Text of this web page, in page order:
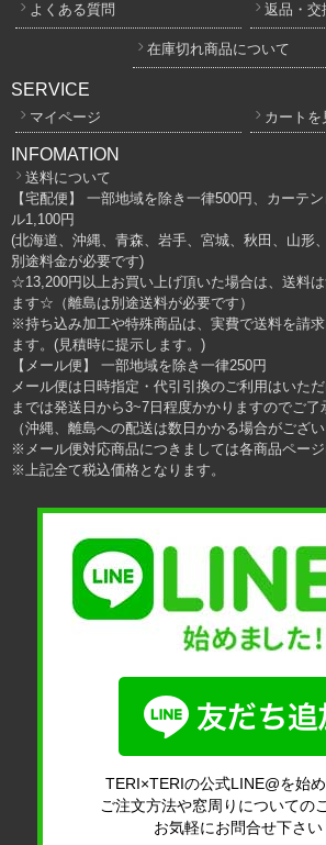
よくある質問 返品・交
在庫切れ商品について
SERVICE
マイページ カートを
INFOMATION
送料について
【宅配便】 一部地域を除き一律500円、カーテ
ル1,100円
(北海道、沖縄、青森、岩手、宮城、秋田、山形
別途料金が必要です)
☆13,200円以上お買い上げ頂いた場合は、送料
ます☆（離島は別途送料が必要です）
※持ち込み加工や特殊商品は、実費で送料を請
ます。(見積時に提示します。)
【メール便】 一部地域を除き一律250円
メール便は日時指定・代引引換のご利用はいた
までは発送日から3~7日程度かかりますのでご了
（沖縄、離島への配送は数日かかる場合がござい
※メール便対応商品につきましては各商品ペー
※上記全て税込価格となります。
TERI×TERIの公式LINE@を始め
ご注文方法や窓周りについての
お気軽にお問合せ下さい